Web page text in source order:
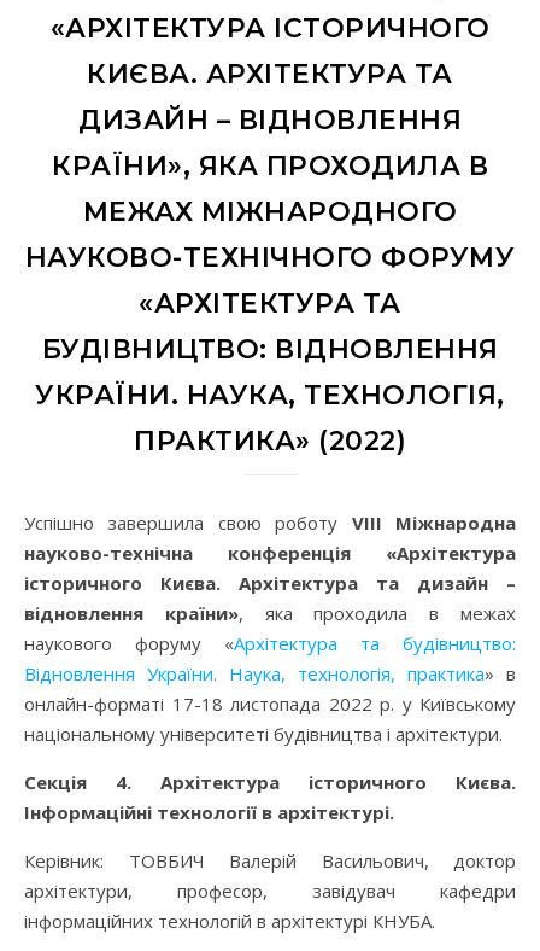
«АРХІТЕКТУРА ІСТОРИЧНОГО
КИЄВА. АРХІТЕКТУРА ТА
ДИЗАЙН – ВІДНОВЛЕННЯ
КРАЇНИ», ЯКА ПРОХОДИЛА В
МЕЖАХ МІЖНАРОДНОГО
НАУКОВО-ТЕХНІЧНОГО ФОРУМУ
«АРХІТЕКТУРА ТА
БУДІВНИЦТВО: ВІДНОВЛЕННЯ
УКРАЇНИ. НАУКА, ТЕХНОЛОГІЯ,
ПРАКТИКА» (2022)
Успішно завершила свою роботу VIII Міжнародна
науково-технічна конференція «Архітектура
історичного Києва. Архітектура та дизайн –
відновлення країни», яка проходила в межах
наукового форуму «Архітектура та будівництво:
Відновлення України. Наука, технологія, практика» в
онлайн-форматі 17-18 листопада 2022 р. у Київському
національному університеті будівництва і архітектури.
Секція 4. Архітектура історичного Києва.
Інформаційні технології в архітектурі.
Керівник: ТОВБИЧ Валерій Васильович, доктор
архітектури, професор, завідувач кафедри
інформаційних технологій в архітектурі КНУБА.